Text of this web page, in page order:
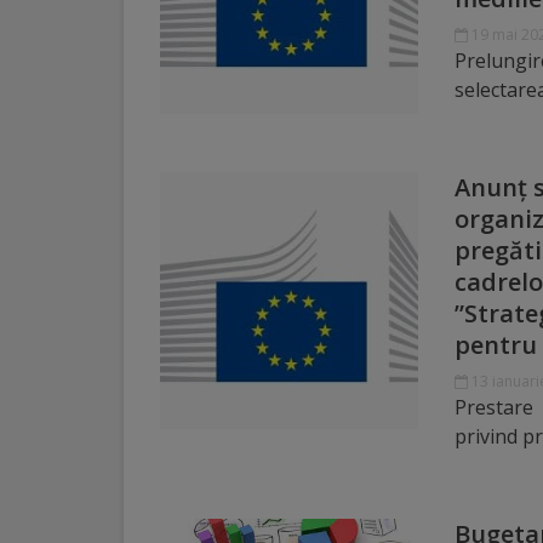
Distincții
Deținători
titlului
„Merite
Anunț
pentru
13
privind